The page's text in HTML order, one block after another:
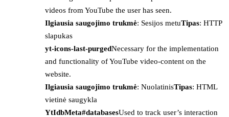
videos from YouTube the user has seen.
Ilgiausia saugojimo trukmė: Sesijos metuTipas: HTTP
slapukas
yt-icons-last-purgedNecessary for the implementation
and functionality of YouTube video-content on the
website.
Ilgiausia saugojimo trukmė: NuolatinisTipas: HTML
vietinė saugykla
YtIdbMeta#databasesUsed to track user’s interaction